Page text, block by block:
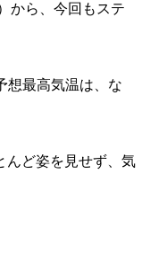
から、今回もステ
想最高気温は、な
んど姿を見せず、気